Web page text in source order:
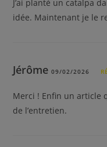
J’ai planté un catalpa
idée. Maintenant je le
Jérôme09/02/2026
Merci ! Enfin un article
de l’entretien.